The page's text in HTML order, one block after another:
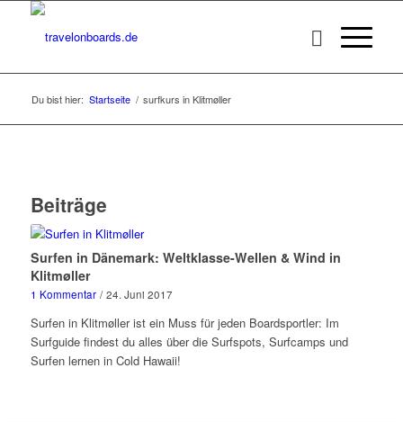
Du bist hier: Startseite / surfkurs in Klitmøller
Beiträge
Surfen in Dänemark: Weltklasse-Wellen & Wind in
Klitmøller
1 Kommentar / 24. Juni 2017
Surfen in Klitmøller ist ein Muss für jeden Boardsportler: Im
Surfguide findest du alles über die Surfspots, Surfcamps und
Surfen lernen in Cold Hawaii!